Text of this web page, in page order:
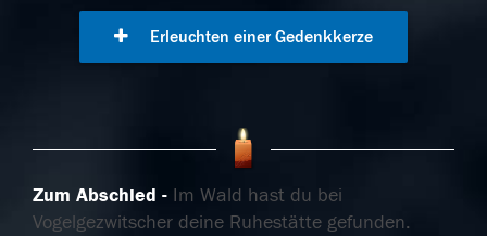
Erleuchten einer Gedenkkerze
Zum Abschied
Im Wald hast du bei
Vogelgezwitscher deine Ruhestätte gefunden.